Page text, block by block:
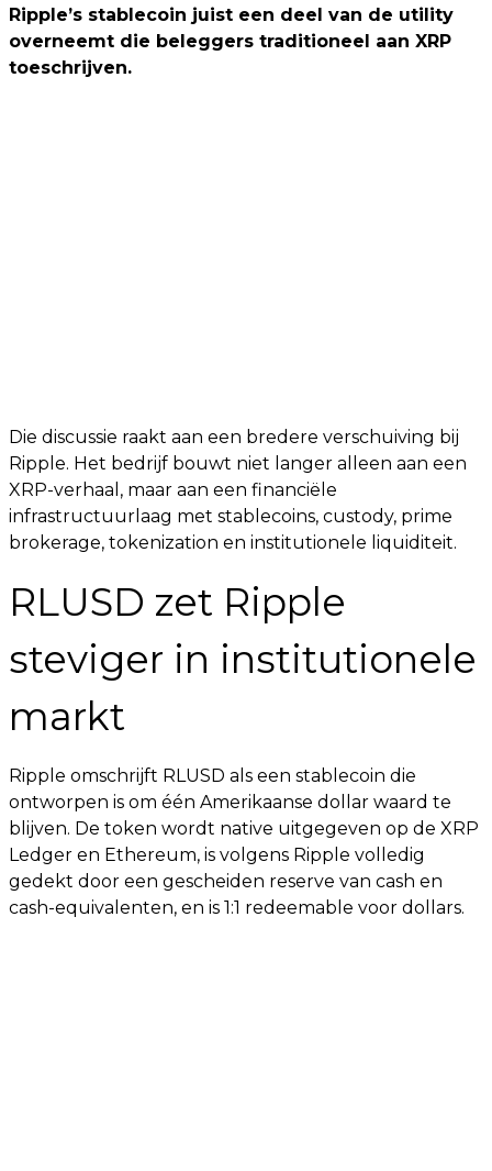
Ripple’s stablecoin juist een deel van de utility
overneemt die beleggers traditioneel aan XRP
toeschrijven.
Die discussie raakt aan een bredere verschuiving bij
Ripple. Het bedrijf bouwt niet langer alleen aan een
XRP-verhaal, maar aan een financiële
infrastructuurlaag met stablecoins, custody, prime
brokerage, tokenization en institutionele liquiditeit.
RLUSD zet Ripple
steviger in institutionele
markt
Ripple omschrijft RLUSD als een stablecoin die
ontworpen is om één Amerikaanse dollar waard te
blijven. De token wordt native uitgegeven op de XRP
Ledger en Ethereum, is volgens Ripple volledig
gedekt door een gescheiden reserve van cash en
cash-equivalenten, en is 1:1 redeemable voor dollars.